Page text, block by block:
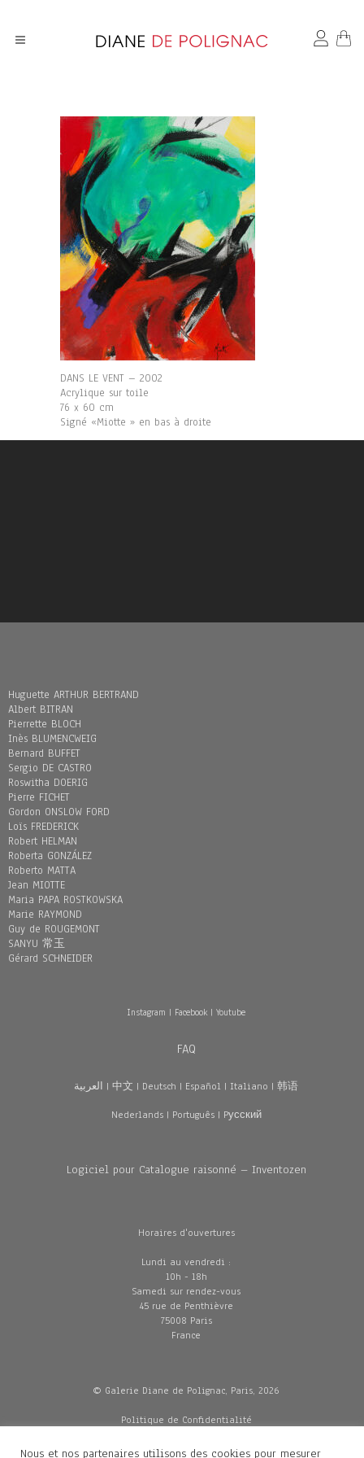
DANS LE VENT – 2002
Acrylique sur toile
76 x 60 cm
Signé «Miotte » en bas à droite
Huguette ARTHUR BERTRAND
Albert BITRAN
Pierrette BLOCH
Inès BLUMENCWEIG
Bernard BUFFET
Sergio DE CASTRO
Roswitha DOERIG
Pierre FICHET
Gordon ONSLOW FORD
Loïs FREDERICK
Robert HELMAN
Roberta GONZÁLEZ
Roberto MATTA
Jean MIOTTE
Maria PAPA ROSTKOWSKA
Marie RAYMOND
Guy de ROUGEMONT
SANYU 常玉
Gérard SCHNEIDER
Instagram | Facebook| Youtube
FAQ
العربية | 中文 | Deutsch | Español | Italiano | 韩语
Nederlands| Português| Pусский
Logiciel pour Catalogue raisonné – Inventozen
Horaires d'ouvertures
Lundi au vendredi :
10h - 18h
Samedi sur rendez-vous
45 rue de Penthièvre
75008 Paris
France
© Galerie Diane de Polignac, Paris, 2026
Politique de Confidentialité
Mentions légales
Nous et nos partenaires utilisons des cookies pour mesurer